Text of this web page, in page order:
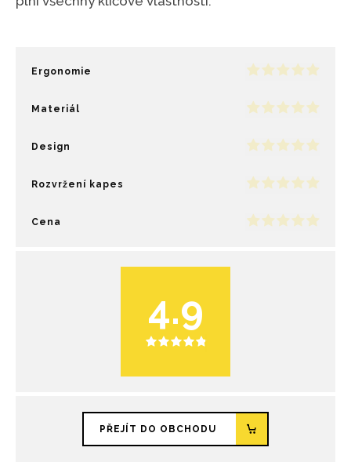
Ergonomie
Materiál
Design
Rozvržení kapes
Cena
4.9
PŘEJÍT DO OBCHODU